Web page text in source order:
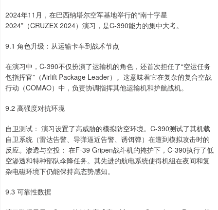
2024年11月，在巴西纳塔尔空军基地举行的“南十字星
2024”（CRUZEX 2024）演习，是C-390能力的集中大考。
9.1 角色升级：从运输卡车到战术节点
在演习中，C-390不仅扮演了运输机的角色，还首次担任了“空运任务
包指挥官”（Airlift Package Leader）。这意味着它在复杂的复合空战
行动（COMAO）中，负责协调指挥其他运输机和护航战机。
9.2 高强度对抗环境
自卫测试： 演习设置了高威胁的模拟防空环境。C-390测试了其机载
自卫系统（雷达告警、导弹逼近告警、诱饵弹）在遭到模拟攻击时的
反应。渗透与空投： 在F-39 Gripen战斗机的掩护下，C-390执行了低
空渗透和特种部队伞降任务。其先进的航电系统使得机组在夜间和复
杂电磁环境下仍能保持高态势感知。
9.3 可靠性数据